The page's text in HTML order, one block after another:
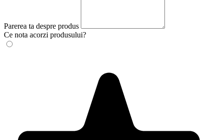
Parerea ta despre produs
Ce nota acorzi produsului?